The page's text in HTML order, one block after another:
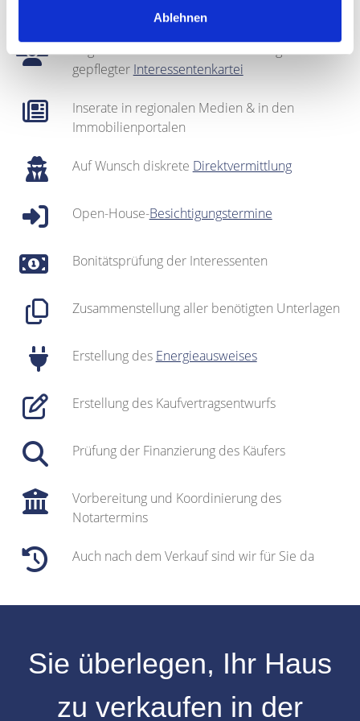
Ablehnen
Regionales Netzwerk inklusive sehr gut
gepflegter Interessentenkartei
Inserate in regionalen Medien & in den
Immobilienportalen
Auf Wunsch diskrete Direktvermittlung
Open-House-Besichtigungstermine
Bonitätsprüfung der Interessenten
Zusammenstellung aller benötigten Unterlagen
Erstellung des Energieausweises
Erstellung des Kaufvertragsentwurfs
Prüfung der Finanzierung des Käufers
Vorbereitung und Koordinierung des
Notartermins
Auch nach dem Verkauf sind wir für Sie da
Sie überlegen, Ihr Haus
zu verkaufen in der